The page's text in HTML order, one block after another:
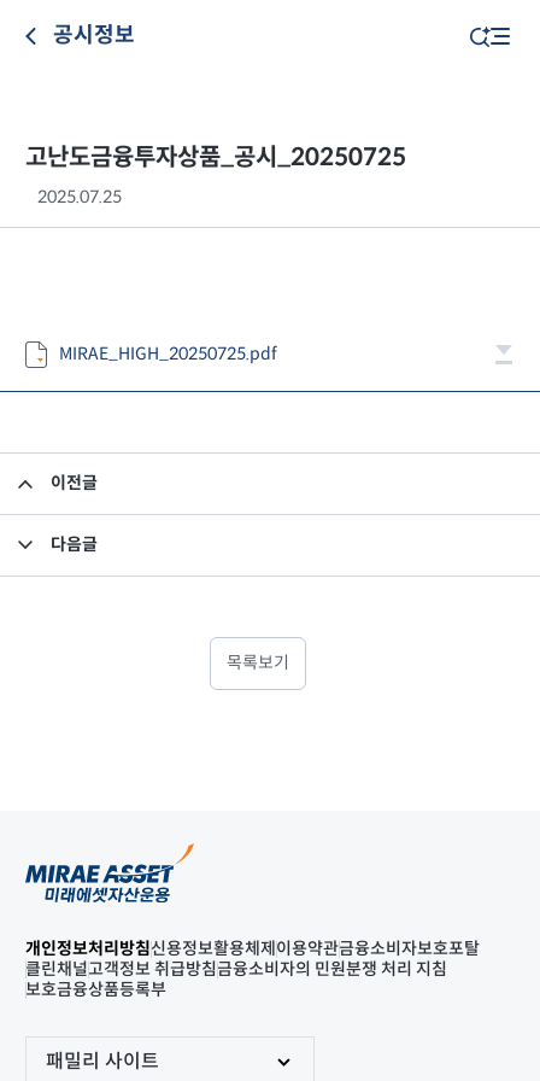
공시정보
고난도금융투자상품_공시_20250725
2025.07.25
MIRAE_HIGH_20250725.pdf
이전글
다음글
목록보기
개인정보처리방침신용정보활용체제 이용약관금융소비자보호포탈
클린채널고객정보 취급방침금융소비자의 민원분쟁 처리 지침
보호금융상품등록부
패밀리 사이트